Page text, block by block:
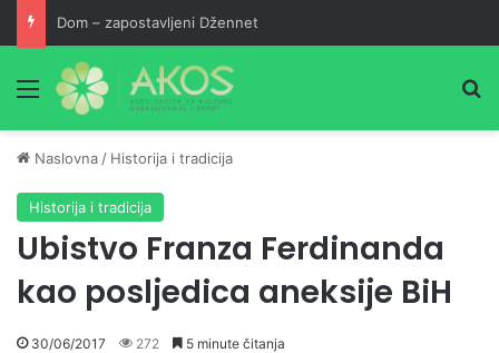
Dom – zapostavljeni Džennet
Meni
Naslovna / Historija i tradicija
Historija i tradicija
Ubistvo Franza Ferdinanda
kao posljedica aneksije BiH
30/06/2017 272 5 minute čitanja